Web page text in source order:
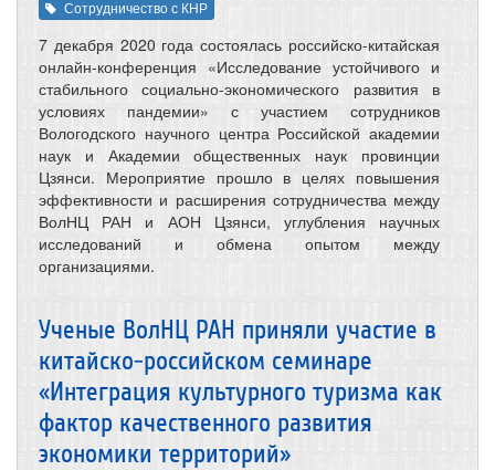
Сотрудничество с КНР
7 декабря 2020 года состоялась российско-китайская
онлайн-конференция «Исследование устойчивого и
стабильного социально-экономического развития в
условиях пандемии» с участием сотрудников
Вологодского научного центра Российской академии
наук и Академии общественных наук провинции
Цзянси. Мероприятие прошло в целях повышения
эффективности и расширения сотрудничества между
ВолНЦ РАН и АОН Цзянси, углубления научных
исследований и обмена опытом между
организациями.
Ученые ВолНЦ РАН приняли участие в
китайско-российском семинаре
«Интеграция культурного туризма как
фактор качественного развития
экономики территорий»